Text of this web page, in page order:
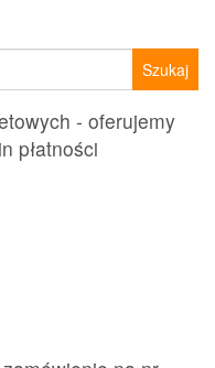
- oferujemy
płatności